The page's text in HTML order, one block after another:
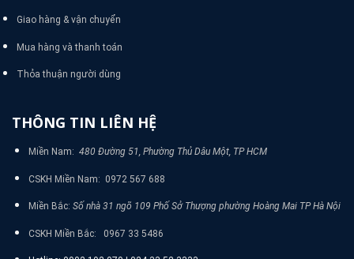
Giao hàng & vận chuyển
Mua hàng và thanh toán
Thỏa thuận người dùng
THÔNG TIN LIÊN HỆ
Miền Nam: 480 Đường 51, Phường Thủ Dâu Một, TP HCM
CSKH Miền Nam: 0972 567 688
Miền Bắc: Số nhà 31 ngõ 109 Phố Sở Thượng phường Hoàng Mai TP Hà Nội
CSKH Miền Bắc: 0967 33 5486